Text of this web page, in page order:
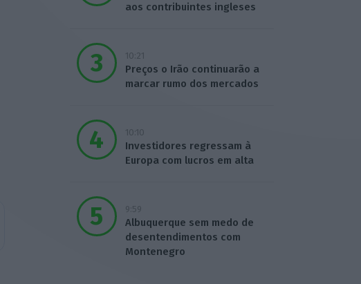
aos contribuintes ingleses
10:21
Preços o Irão continuarão a
marcar rumo dos mercados
10:10
Investidores regressam à
Europa com lucros em alta
9:59
Albuquerque sem medo de
desentendimentos com
Montenegro